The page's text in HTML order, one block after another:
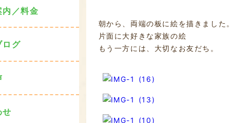
朝から、両端の板に絵を描きました。
片面に大好きな家族の絵
もう一方には、大切なお友だち。
内／料金
ログ
せ